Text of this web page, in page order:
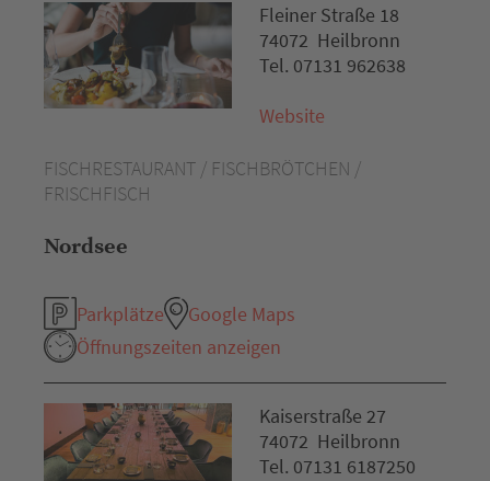
FISCHRESTAURANT / FISCHBRÖTCHEN /
FRISCHFISCH
Nordsee
Parkplätze
Google Maps
Öffnungszeiten anzeigen
Fleiner Straße 18
74072 Heilbronn
Tel. 07131 962638
Website
Kaiserstraße 27
74072 Heilbronn
Tel. 07131 6187250